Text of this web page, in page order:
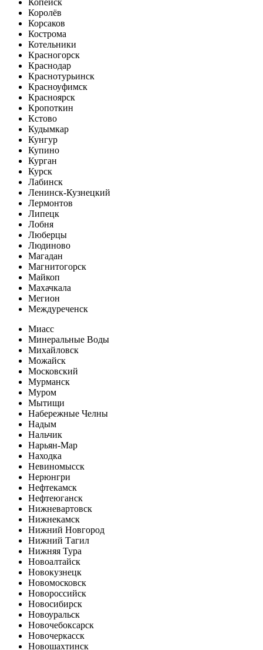
Королёв
Корсаков
Кострома
Котельники
Красногорск
Краснодар
Краснотурьинск
Красноуфимск
Красноярск
Кропоткин
Кстово
Кудымкар
Кунгур
Купино
Курган
Курск
Лабинск
Ленинск-Кузнецкий
Лермонтов
Липецк
Лобня
Люберцы
Людиново
Магадан
Магнитогорск
Майкоп
Махачкала
Мегион
Междуреченск
Миасс
Минеральные Воды
Михайловск
Можайск
Московский
Мурманск
Муром
Мытищи
Набережные Челны
Надым
Нальчик
Нарьян-Мар
Находка
Невиномысск
Нерюнгри
Нефтекамск
Нефтеюганск
Нижневартовск
Нижнекамск
Нижний Новгород
Нижний Тагил
Нижняя Тура
Новоалтайск
Новокузнецк
Новомосковск
Новороссийск
Новосибирск
Новоуральск
Новочебоксарск
Новочеркасск
Новошахтинск